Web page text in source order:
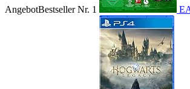
AngebotBestseller Nr. 1